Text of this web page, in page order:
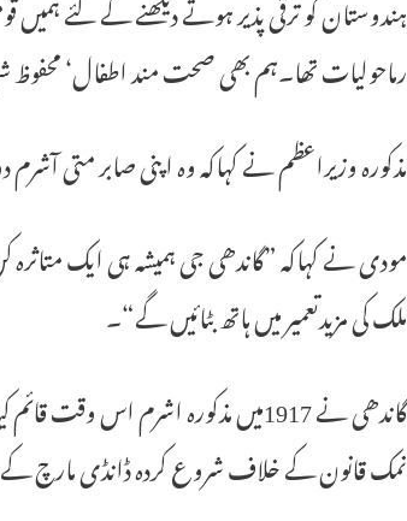
رماحولیات تھا۔ہم بھی صحت مند اطفال‘
مذکورہ وزیراعظم نے کہاکہ وہ اپنی صابر متی
مودی نے کہاکہ ”گاندھی جی ہمیشہ ہی ایک
ملک کی مزیدتعمیر میں ہاتھ بٹائیں گے“۔
نمک قانون کے خلاف شروع کردہ ڈانڈی مارچ